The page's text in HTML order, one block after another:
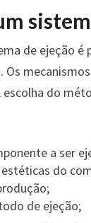
de ejeção
Os
escolha do
a ser
do
de ejeção;